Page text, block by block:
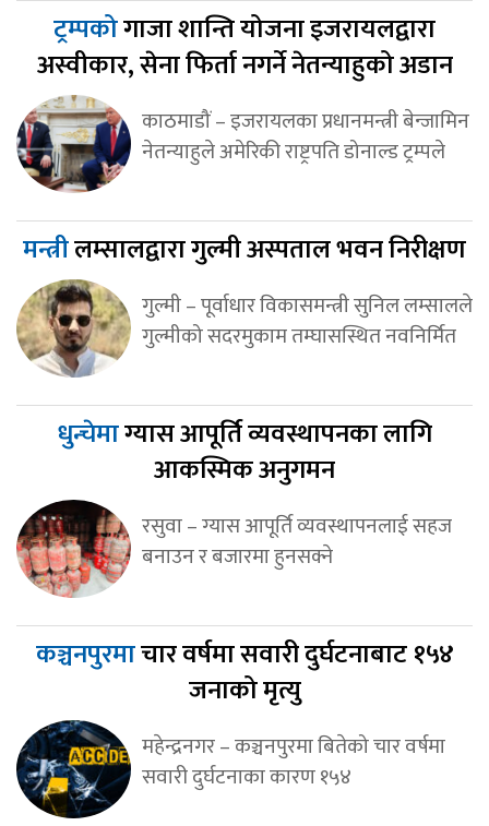
ट्रम्पकोगाजा शान्ति योजना इजरायलद्वारा
अस्वीकार, सेना फिर्ता नगर्ने नेतन्याहुको अडान
काठमाडौं – इजरायलका प्रधानमन्त्री बेन्जामिन
नेतन्याहुले अमेरिकी राष्ट्रपति डोनाल्ड ट्रम्पले
मन्त्रीलम्सालद्वारा गुल्मी अस्पताल भवन निरीक्षण
गुल्मी – पूर्वाधार विकासमन्त्री सुनिल लम्सालले
गुल्मीको सदरमुकाम तम्घासस्थित नवनिर्मित
धुन्चेमाग्यास आपूर्ति व्यवस्थापनका लागि
आकस्मिक अनुगमन
रसुवा – ग्यास आपूर्ति व्यवस्थापनलाई सहज
बनाउन र बजारमा हुनसक्ने
कञ्चनपुरमाचार वर्षमा सवारी दुर्घटनाबाट १५४
जनाको मृत्यु
महेन्द्रनगर – कञ्चनपुरमा बितेको चार वर्षमा
सवारी दुर्घटनाका कारण १५४